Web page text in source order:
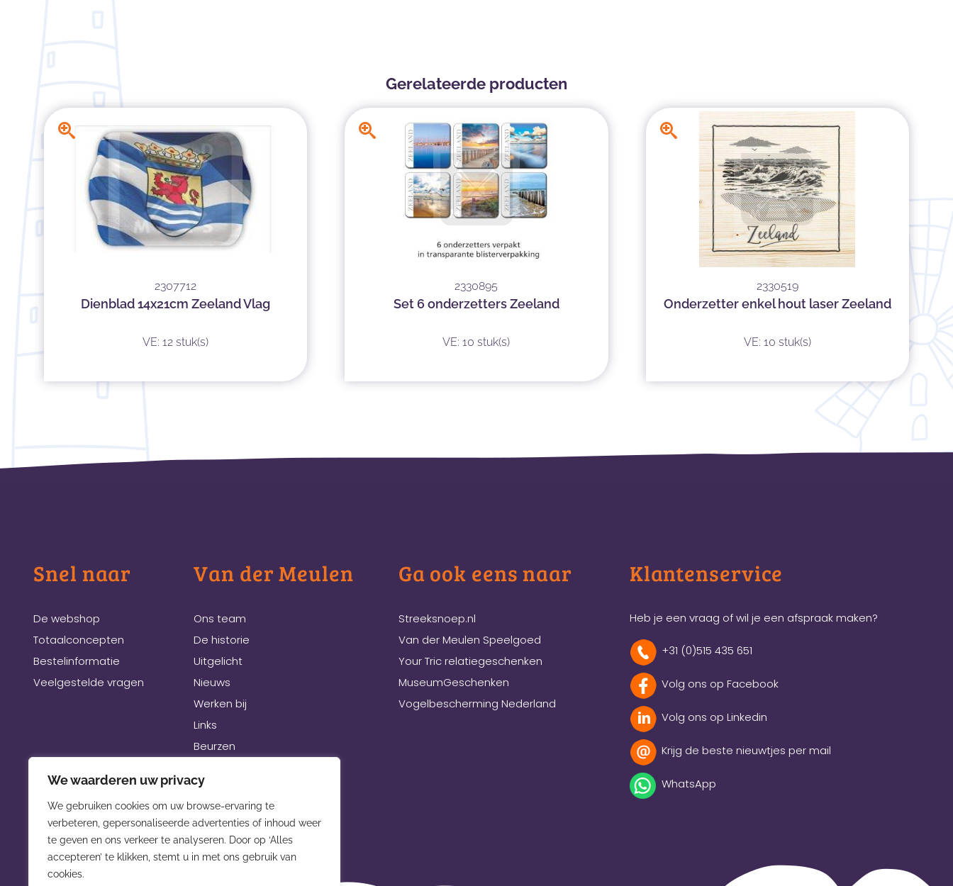
We waarderen uw privacy
We gebruiken cookies om uw browse-ervaring te
verbeteren, gepersonaliseerde advertenties of inhoud weer
te geven en ons verkeer te analyseren. Door op ‘Alles
accepteren’ te klikken, stemt u in met ons gebruik van
cookies.
Gerelateerde producten
2307712
Dienblad 14x21cm Zeeland Vlag
VE: 12 stuk(s)
2330895
Set 6 onderzetters Zeeland
VE: 10 stuk(s)
2330519
Onderzetter enkel hout laser Zeeland
VE: 10 stuk(s)
Snel naar
De webshop
Totaalconcepten
Bestelinformatie
Veelgestelde vragen
Van der Meulen
Ons team
De historie
Uitgelicht
Nieuws
Werken bij
Links
Beurzen
Ga ook eens naar
Streeksnoep.nl
Van der Meulen Speelgoed
Your Tric relatiegeschenken
MuseumGeschenken
Vogelbescherming Nederland
Klantenservice
Heb je een vraag of wil je een afspraak maken?
+31 (0)515 435 651
Volg ons op Facebook
Volg ons op Linkedin
Krijg de beste nieuwtjes per mail
WhatsApp